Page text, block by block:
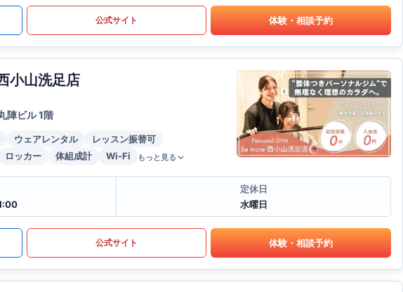
公式サイト 体験・相談予約
小山洗足店
陣ビル 1階
ウェアレンタル
レッスン振替可
ロッカー 体組成計 Wi-Fi もっと見る
定休日
水曜日
公式サイト 体験・相談予約